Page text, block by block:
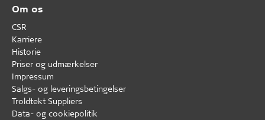
Om os
CSR
Karriere
Historie
Priser og udmærkelser
Impressum
Salgs- og leveringsbetingelser
Troldtekt Suppliers
Data- og cookiepolitik